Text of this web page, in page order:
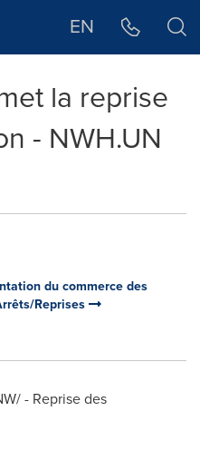
EN
la reprise
- NWH.UN
du commerce des
Reprises
- Reprise des